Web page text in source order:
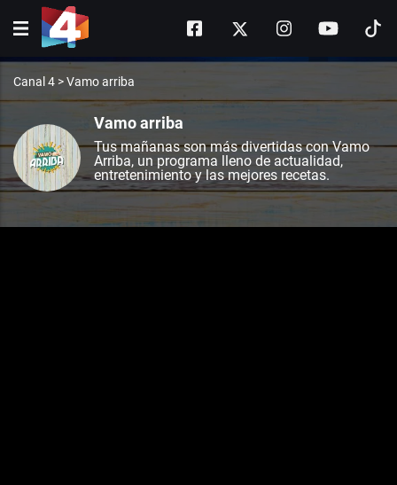
Canal 4 >Vamo arriba
Vamo arriba
Tus mañanas son más divertidas con Vamo
Arriba, un programa lleno de actualidad,
entretenimiento y las mejores recetas.